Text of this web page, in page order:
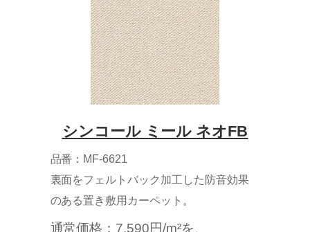
シンコール ミール ネオFB
品番：MF-6621
裏面をフェルトバック加工した防音効果
のある置き敷用カーペット。
通常価格：7,590円/m²を、